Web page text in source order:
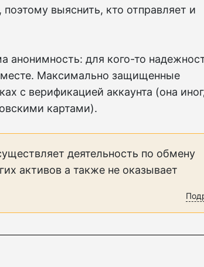
выяснить, кто отправляет и
анонимность: для кого-то
Максимально защищенные
с верификацией аккаунта (она
картами).
деятельность по обмену
активов а также не оказывает